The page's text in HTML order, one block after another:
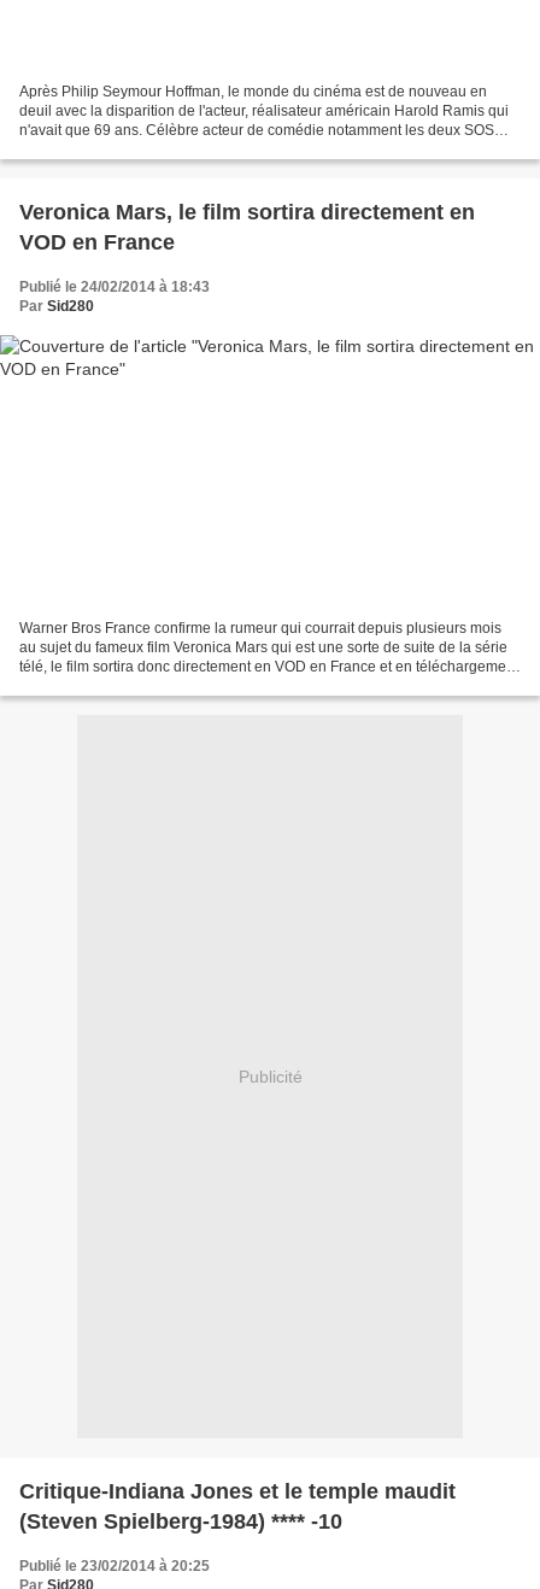
Après Philip Seymour Hoffman, le monde du cinéma est de nouveau en
deuil avec la disparition de l'acteur, réalisateur américain Harold Ramis qui
n'avait que 69 ans. Célèbre acteur de comédie notamment les deux SOS
Veronica Mars, le film sortira directement en
VOD en France
Publié le 24/02/2014 à 18:43
Par Sid280
Warner Bros France confirme la rumeur qui courrait depuis plusieurs mois
au sujet du fameux film Veronica Mars qui est une sorte de suite de la série
télé, le film sortira donc directement en VOD en France et en téléchargement
Publicité
Critique-Indiana Jones et le temple maudit
(Steven Spielberg-1984) **** -10
Publié le 23/02/2014 à 20:25
Par Sid280